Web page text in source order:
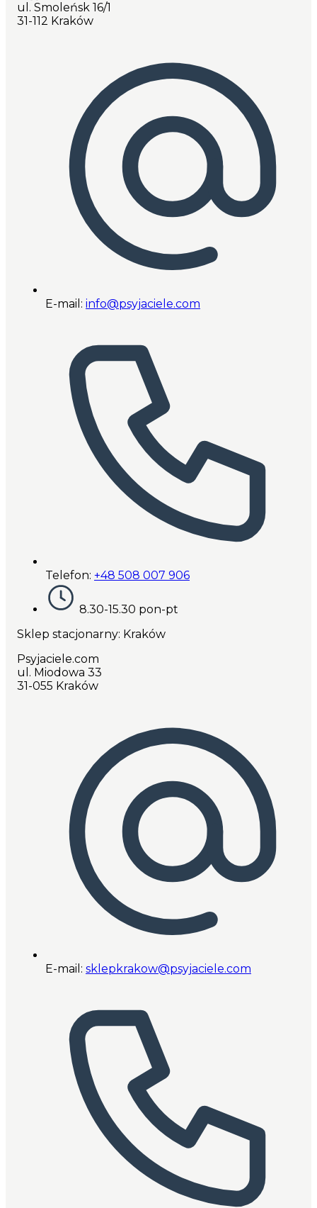
ul. Smoleńsk 16/1
31-112 Kraków
E-mail: info@psyjaciele.com
Telefon: +48 508 007 906
8.30-15.30 pon-pt
Sklep stacjonarny: Kraków
Psyjaciele.com
ul. Miodowa 33
31-055 Kraków
E-mail: sklepkrakow@psyjaciele.com